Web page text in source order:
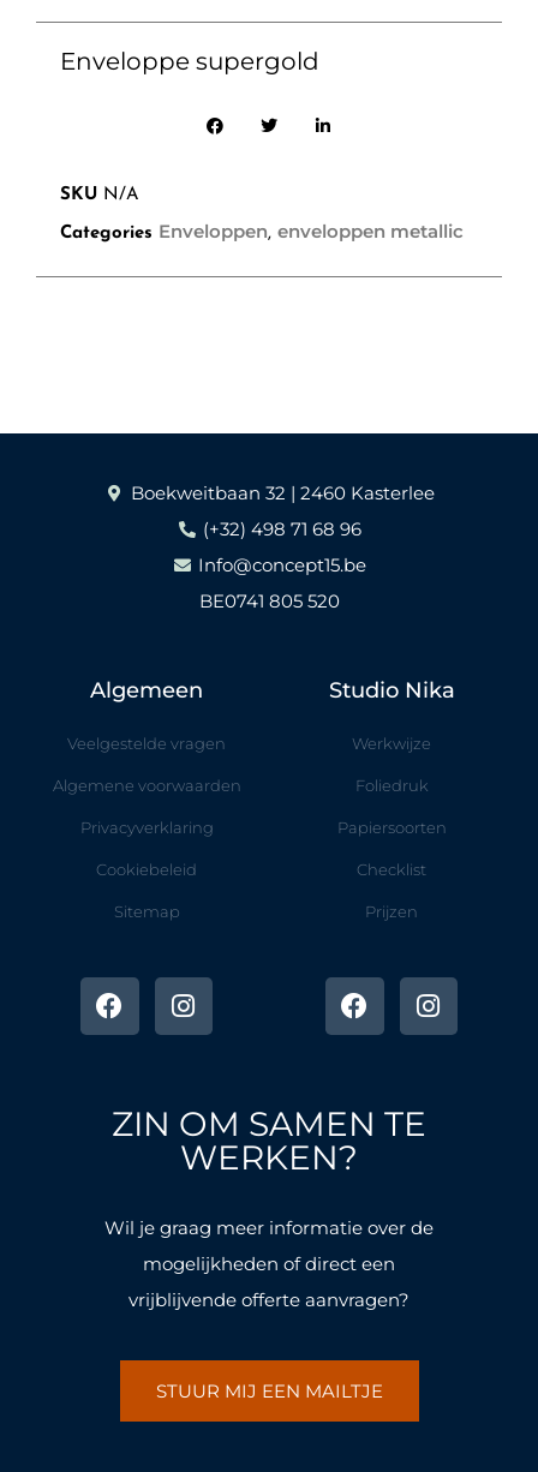
Enveloppe supergold
SKU N/A
Categories Enveloppen, enveloppen metallic
Boekweitbaan 32 | 2460 Kasterlee
(+32) 498 71 68 96
Info@concept15.be
BE0741 805 520
Algemeen
Veelgestelde vragen
Algemene voorwaarden
Privacyverklaring
Cookiebeleid
Sitemap
a
c
e
o
n
s
t
r
a
m
Studio Nika
Werkwijze
Foliedruk
Papiersoorten
Checklist
Prijzen
a
c
e
o
k
n
s
t
ZIN OM SAMEN TE
WERKEN?
Wil je graag meer informatie over de
mogelijkheden of direct een
vrijblijvende offerte aanvragen?
STUUR MIJ EEN MAILTJE